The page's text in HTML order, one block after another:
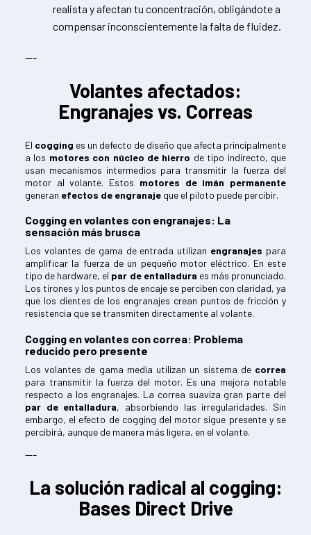
realista y afectan tu concentración, obligándote a
compensar inconscientemente la falta de fluidez.
---
Volantes afectados:
Engranajes vs. Correas
El cogging es un defecto de diseño que afecta principalmente
a los motores con núcleo de hierro de tipo indirecto, que
usan mecanismos intermedios para transmitir la fuerza del
motor al volante. Estos motores de imán permanente
generan efectos de engranaje que el piloto puede percibir.
Cogging en volantes con engranajes: La
sensación más brusca
Los volantes de gama de entrada utilizan engranajes para
amplificar la fuerza de un pequeño motor eléctrico. En este
tipo de hardware, el par de entalladura es más pronunciado.
Los tirones y los puntos de encaje se perciben con claridad, ya
que los dientes de los engranajes crean puntos de fricción y
resistencia que se transmiten directamente al volante.
Cogging en volantes con correa: Problema
reducido pero presente
Los volantes de gama media utilizan un sistema de correa
para transmitir la fuerza del motor. Es una mejora notable
respecto a los engranajes. La correa suaviza gran parte del
par de entalladura, absorbiendo las irregularidades. Sin
embargo, el efecto de cogging del motor sigue presente y se
percibirá, aunque de manera más ligera, en el volante.
---
La solución radical al cogging:
Bases Direct Drive